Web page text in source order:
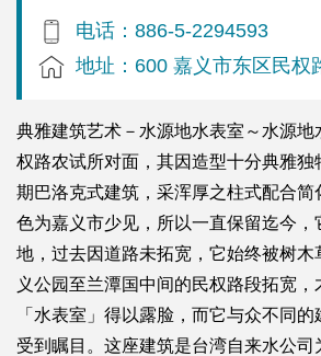
电话：886-5-2294593
地址：600 嘉义市东区民权
典雅建筑艺术－水源地水表室～水源地
权路农试所对面，其因造型十分典雅独
期巴洛克式建筑，采浑厚之柱式配合简
色为嘉义市少见，所以一直保留迄今，
地，过去因道路未拓宽，它始终被树木
义公园至兰潭国中间的民权路段拓宽，
「水表室」得以露脸，而它与众不同
受到瞩目。这座建筑是台湾自来水公司